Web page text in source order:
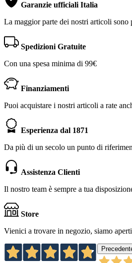
Garanzie ufficiali Italia
La maggior parte dei nostri articoli sono
Spedizioni Gratuite
Con una spesa minima di 99€
Finanziamenti
Puoi acquistare i nostri articoli a rate
Esperienza dal 1871
Da più di un secolo un punto di
Assistenza Clienti
Il nostro team è sempre a tua
Store
Vienici a trovare in negozio, siamo